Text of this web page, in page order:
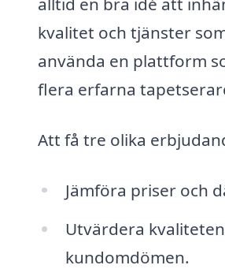
kvalitet och tjänster
använda en plattform
flera erfarna
Att få tre olika
Jämföra priser och
Utvärdera
kundomdömen.